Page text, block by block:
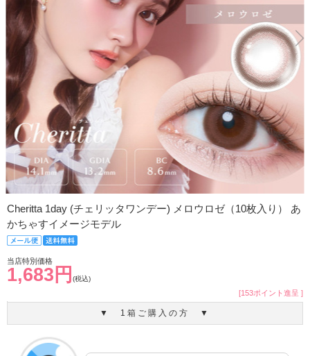
Cheritta 1day (チェリッタワンデー) メロウロゼ（10枚入り） あ
かちゃすイメージモデル
当店特別価格
1,683円 (税込)
[153ポイント進呈 ]
▼ 1箱ご購入の方 ▼